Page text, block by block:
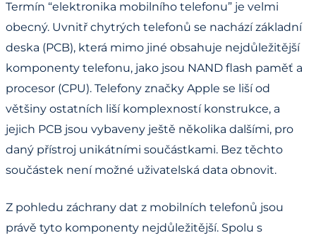
Termín “elektronika mobilního telefonu” je velmi
obecný. Uvnitř chytrých telefonů se nachází základní
deska (PCB), která mimo jiné obsahuje nejdůležitější
komponenty telefonu, jako jsou NAND flash paměť a
procesor (CPU). Telefony značky Apple se liší od
většiny ostatních liší komplexností konstrukce, a
jejich PCB jsou vybaveny ještě několika dalšími, pro
daný přístroj unikátními součástkami. Bez těchto
součástek není možné uživatelská data obnovit.
Z pohledu záchrany dat z mobilních telefonů jsou
právě tyto komponenty nejdůležitější. Spolu s